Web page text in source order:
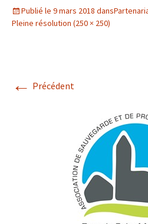
Publié le 9 mars 2018 dans
Pleine résolution (250 × 250)
← Précédent